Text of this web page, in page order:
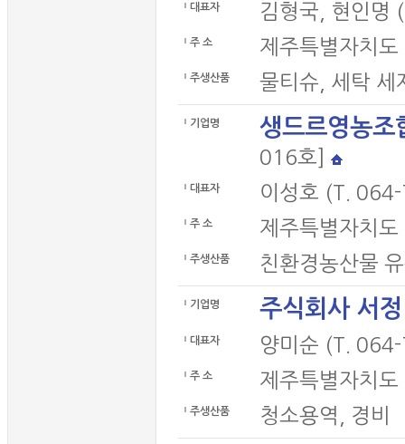
대표자 김형국, 현인
주 소 제주특별자치
주생산품 물티슈, 세탁 세
기업명 생드르영농조
016호]
대표자 이성호 (T.
주 소 제주특별자치
주생산품 친환경농산물
기업명 주식회사 서정
대표자 양미순 (T.
주 소 제주특별자치
주생산품 청소용역, 경비